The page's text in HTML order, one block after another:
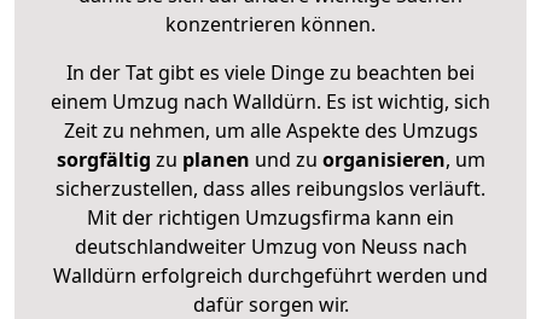
konzentrieren können.
In der Tat gibt es viele Dinge zu beachten bei
einem Umzug nach Walldürn. Es ist wichtig, sich
Zeit zu nehmen, um alle Aspekte des Umzugs
sorgfältig zu planen und zu organisieren, um
sicherzustellen, dass alles reibungslos verläuft.
Mit der richtigen Umzugsfirma kann ein
deutschlandweiter Umzug von Neuss nach
Walldürn erfolgreich durchgeführt werden und
dafür sorgen wir.